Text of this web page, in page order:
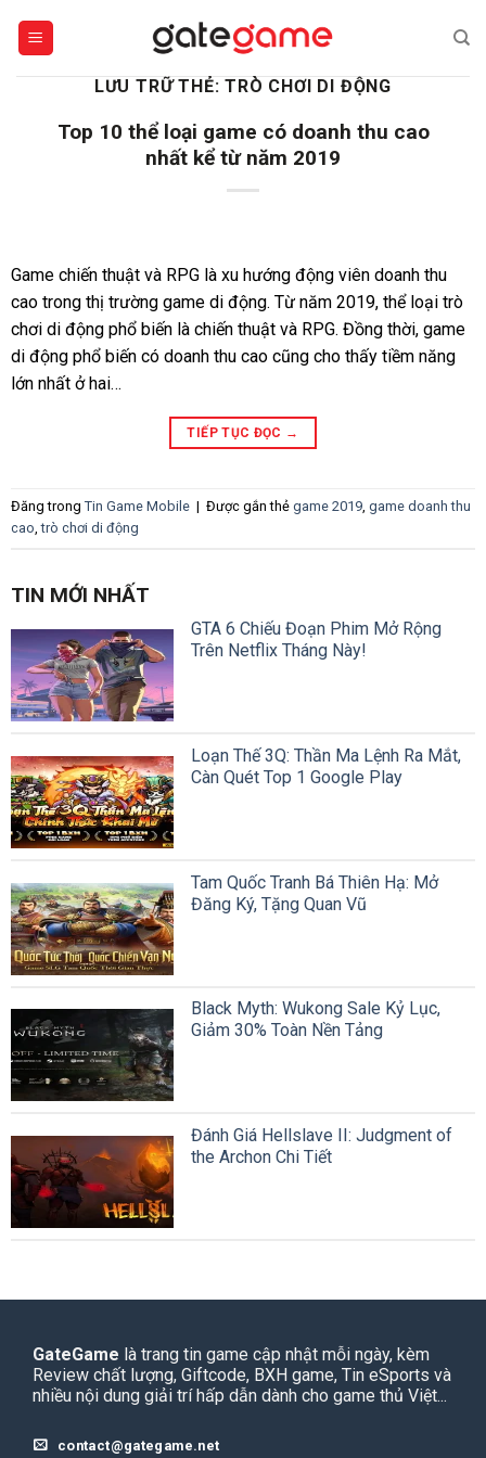
LƯU TRỮ THẺ:TRÒ CHƠI DI ĐỘNG
Top 10 thể loại game có doanh thu cao
nhất kể từ năm 2019
Game chiến thuật và RPG là xu hướng động viên doanh thu
cao trong thị trường game di động. Từ năm 2019, thể loại trò
chơi di động phổ biến là chiến thuật và RPG. Đồng thời, game
di động phổ biến có doanh thu cao cũng cho thấy tiềm năng
lớn nhất ở hai…
TIẾP TỤC ĐỌC →
Đăng trong Tin Game Mobile | Được gắn thẻ game 2019, game doanh thu
cao,trò chơi di động
TIN MỚI NHẤT
GTA 6 Chiếu Đoạn Phim Mở Rộng
Trên Netflix Tháng Này!
Loạn Thế 3Q: Thần Ma Lệnh Ra Mắt,
Càn Quét Top 1 Google Play
Tam Quốc Tranh Bá Thiên Hạ: Mở
Đăng Ký, Tặng Quan Vũ
Black Myth: Wukong Sale Kỷ Lục,
Giảm 30% Toàn Nền Tảng
Đánh Giá Hellslave II: Judgment of
the Archon Chi Tiết
GateGame là trang tin game cập nhật mỗi ngày, kèm
Review chất lượng, Giftcode, BXH game, Tin eSports và
nhiều nội dung giải trí hấp dẫn dành cho game thủ Việt...
contact@gategame.net